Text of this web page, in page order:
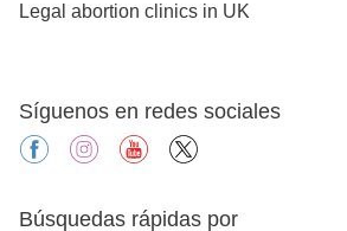
Legal abortion clinics in UK
Síguenos en redes sociales
facebookinstagramyoutube
Búsquedas rápidas por